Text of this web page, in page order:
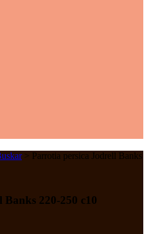
> Parrotia persica Jodrell Banks
220-250 c10